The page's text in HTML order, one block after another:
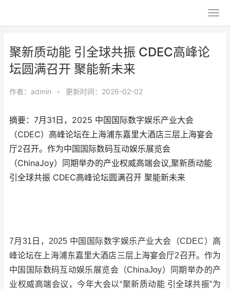
聚新质动能 引全球共振 CDEC高峰论
坛圆满召开 聚能新未来
作者： admin • 更新时间：2026-02-02
摘要：7月31日，2025 中国国际数字娱乐产业大会
（CDEC）高峰论坛在上海浦东嘉里大酒店三层上海宴会
厅2召开。作为中国国际数码互动娱乐展览会
（ChinaJoy）同期举办的产业权威高端会议,聚新质动能
引全球共振 CDEC高峰论坛圆满召开 聚能新未来
7月31日，2025 中国国际数字娱乐产业大会（CDEC）高
峰论坛在上海浦东嘉里大酒店三层上海宴会厅2召开。作为
中国国际数码互动娱乐展览会（ChinaJoy）同期举办的产
业权威高端会议，今年大会以“聚新质动能 引全球共振”为